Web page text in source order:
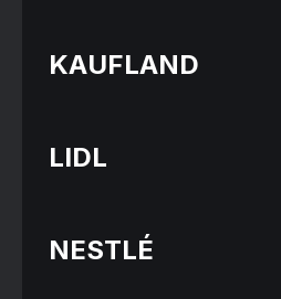
KAUFLAND
LIDL
NESTLÉ